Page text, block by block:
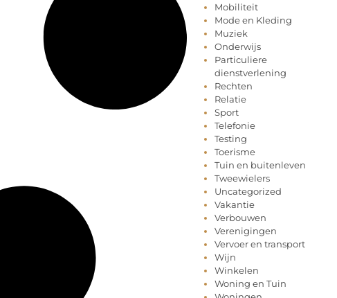
Mobiliteit
Mode en Kleding
Muziek
Onderwijs
Particuliere
dienstverlening
Rechten
Relatie
Sport
Telefonie
Testing
Toerisme
Tuin en buitenleven
Tweewielers
Uncategorized
Vakantie
Verbouwen
Verenigingen
Vervoer en transport
Wijn
Winkelen
Woning en Tuin